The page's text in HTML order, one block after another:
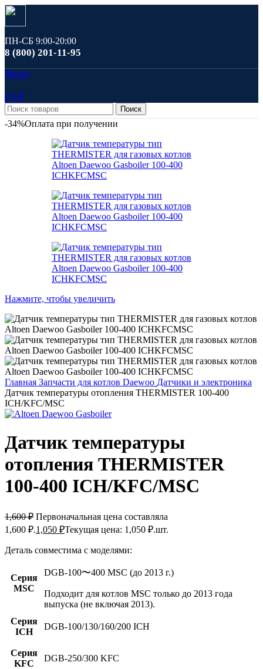
ПН-СБ 9:00-20:00
8 (800) 201-11-95
Меню
0 0 ₽
Поиск
-34%Оплата при получении
Нажмите, чтобы увеличить
Главная Запчасти для котлов Daewoo Датчики и электроника
Датчик температуры отопления THERMISTER 100-400
ICH/KFC/MSC
Датчик температуры
отопления THERMISTER
100-400 ICH/KFC/MSC
1,600₽ Первоначальная цена составляла
1,600 ₽.1,050 ₽Текущая цена: 1,050 ₽.шт.
Деталь совместима с моделями:
Серия
MSC
DGB-100〜400 MSC (до 2013 г.)
Подходит для котлов MSC только до 2013 года
выпуска (не включая 2013).
Серия
ICH
DGB-100/130/160/200 ICH
Серия
KFC
DGB-250/300 KFC